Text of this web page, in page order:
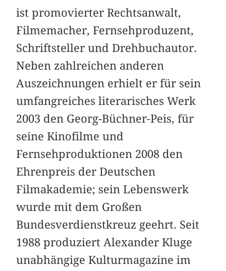
ist promovierter Rechtsanwalt,
Filmemacher, Fernsehproduzent,
Schriftsteller und Drehbuchautor.
Neben zahlreichen anderen
Auszeichnungen erhielt er für sein
umfangreiches literarisches Werk
2003 den Georg-Büchner-Peis, für
seine Kinofilme und
Fernsehproduktionen 2008 den
Ehrenpreis der Deutschen
Filmakademie; sein Lebenswerk
wurde mit dem Großen
Bundesverdienstkreuz geehrt. Seit
1988 produziert Alexander Kluge
unabhängige Kulturmagazine im